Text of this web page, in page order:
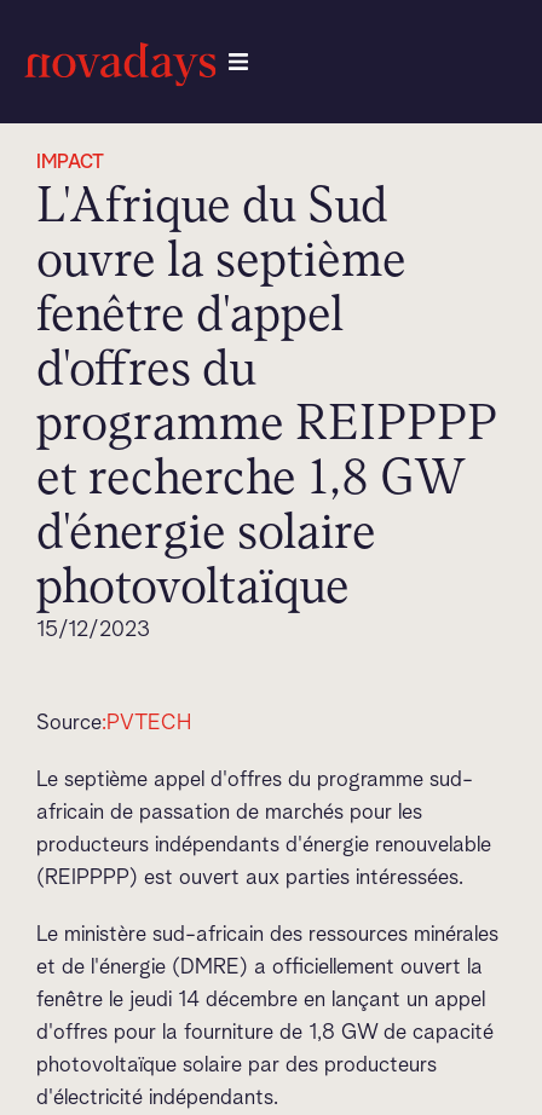
IMPACT
L'Afrique du Sud
ouvre la septième
fenêtre d'appel
d'offres du
programme REIPPPP
et recherche 1,8 GW
d'énergie solaire
photovoltaïque
15/12/2023
Source:PVTECH
Le septième appel d'offres du programme sud-
africain de passation de marchés pour les
producteurs indépendants d'énergie renouvelable
(REIPPPP) est ouvert aux parties intéressées.
Le ministère sud-africain des ressources minérales
et de l'énergie (DMRE) a officiellement ouvert la
fenêtre le jeudi 14 décembre en lançant un appel
d'offres pour la fourniture de 1,8 GW de capacité
photovoltaïque solaire par des producteurs
d'électricité indépendants.